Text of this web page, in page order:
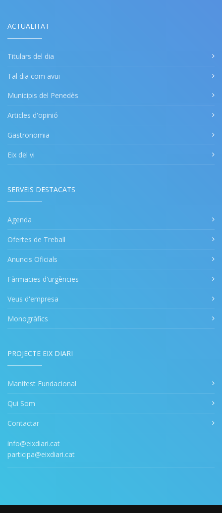
ACTUALITAT
Titulars del dia
Tal dia com avui
Municipis del Penedès
Articles d'opinió
Gastronomia
Eix del vi
SERVEIS DESTACATS
Agenda
Ofertes de Treball
Anuncis Oficials
Fàrmacies d'urgències
Veus d'empresa
Monogràfics
PROJECTE EIX DIARI
Manifest Fundacional
Qui Som
Contactar
info@eixdiari.cat
participa@eixdiari.cat